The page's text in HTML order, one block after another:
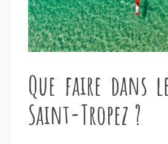
Que faire dans
Saint-Tropez ?